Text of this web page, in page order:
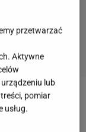
przetwarzać
Aktywne
lub
pomiar
usług.